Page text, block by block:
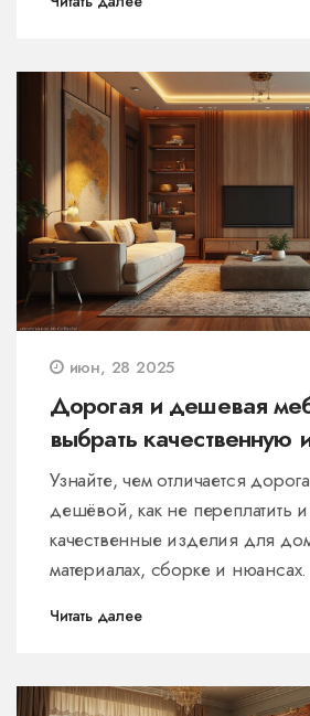
июн, 28 2025
Дорогая и дешевая
выбрать качественную
переплатить
Узнайте, чем отличается
дешёвой, как не переплатить
качественные изделия для
материалах, сборке и нюансах.
Читать далее